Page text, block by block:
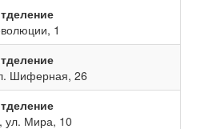
1
Шиферная, 26
ул. Мира, 10